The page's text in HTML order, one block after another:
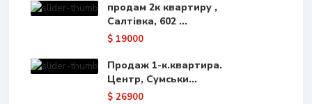
продам 2к квартиру ,
Салтівка, 602 ...
$ 19000
Продаж 1-к.квартира.
Центр, Сумськи...
$ 26900